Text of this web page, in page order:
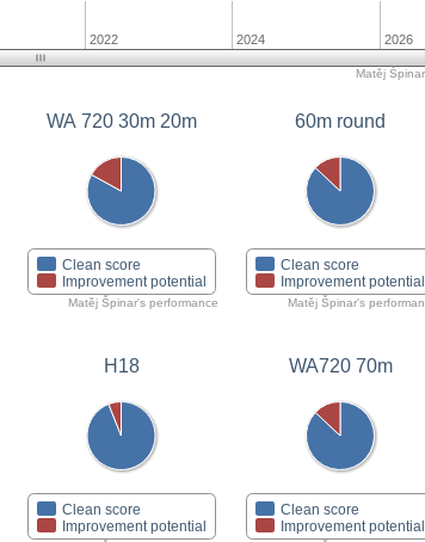
2022 2024 2026
Matěj
WA 720 30m 20m
Clean score
Improvement potential
Matěj Špinar's performance
60m round
Clean score
Improvement potential
Matěj Špinar's
H18
Clean score
Improvement potential
WA720 70m
Clean score
Improvement potential